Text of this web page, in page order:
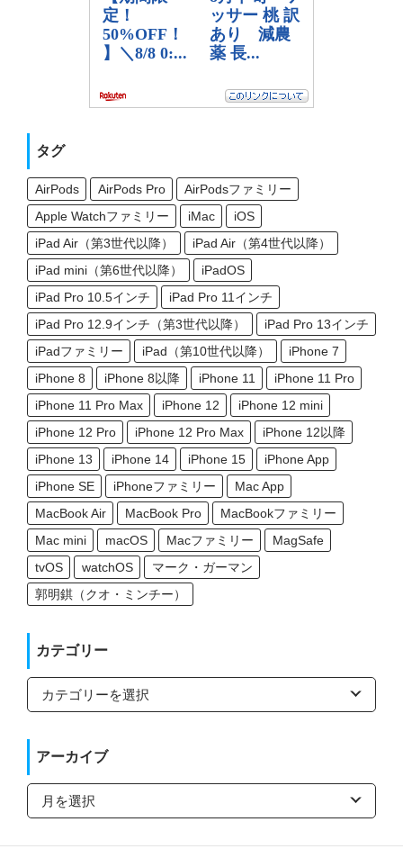
タグ
AirPods AirPods Pro
AirPodsファミリー
Apple Watchファミリー
iMac
iOS
iPad Air（第3世代以降）
iPad Air（第4世代以降）
iPad mini（第6世代以降）
iPadOS
iPad Pro 10.5インチ
iPad Pro 11インチ
iPad Pro 12.9インチ（第3世代以降）
iPad Pro 13インチ
iPadファミリー
iPad（第10世代以降）
iPhone 7
iPhone 8
iPhone 8以降 iPhone 11
iPhone 11 Pro
iPhone 11 Pro Max
iPhone 12
iPhone 12 mini
iPhone 12 Pro
iPhone 12 Pro Max
iPhone 12以降
iPhone 13
iPhone 14 iPhone 15
iPhone App
iPhone SE
iPhoneファミリー
Mac App
MacBook Air
MacBook Pro
MacBookファミリー
Mac mini
macOS Macファミリー
MagSafe
tvOS
watchOS
マーク・ガーマン
郭明錤（クオ・ミンチー）
カテゴリー
カ
ゴ
ー
アーカイブ
ア
カ